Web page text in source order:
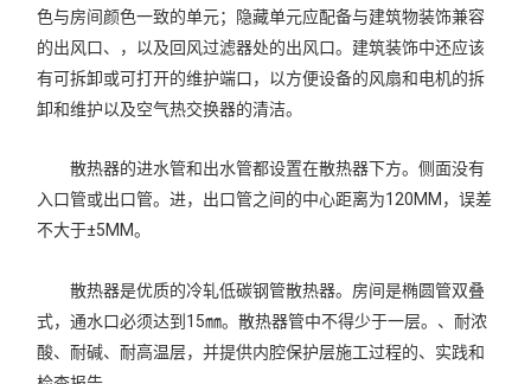
色与房间颜色一致的单元；隐藏单元应配备与建筑物装饰兼容
的出风口、，以及回风过滤器处的出风口。建筑装饰中还应该
有可拆卸或可打开的维护端口，以方便设备的风扇和电机的拆
卸和维护以及空气热交换器的清洁。
散热器的进水管和出水管都设置在散热器下方。侧面没有
入口管或出口管。进，出口管之间的中心距离为120MM，误差
不大于±5MM。
散热器是优质的冷轧低碳钢管散热器。房间是椭圆管双叠
式，通水口必须达到15㎜。散热器管中不得少于一层。、耐浓
酸、耐碱、耐高温层，并提供内腔保护层施工过程的、实践和